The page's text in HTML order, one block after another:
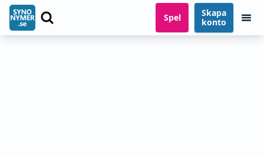
Spel
Skapa
konto